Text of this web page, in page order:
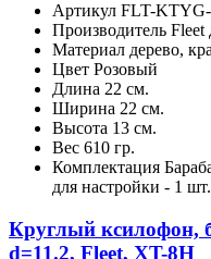
Артикул FLT-
Производитель Fleet
Материал дерево,
Цвет Розовый
Длина 22 см.
Ширина 22 см.
Высота 13 см.
Вес 610 гр.
Комплектация
для настройки - 1 шт.
Круглый ксилофон,
d=11.2, Fleet, XT-8H